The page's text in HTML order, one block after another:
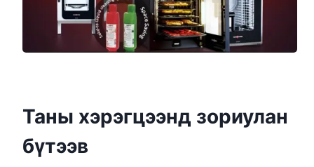
Таны хэрэгцээнд зориулан
бүтээв